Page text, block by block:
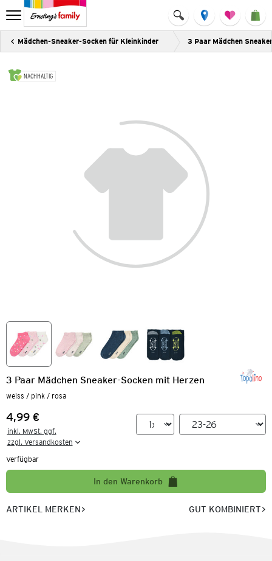
Mädchen-Sneaker-Socken für Kleinkinder 3 Paar Mädchen
NACHHALTIG
3 Paar Mädchen Sneaker-Socken mit Herzen
weiss / pink / rosa
Preis:
4,99 €
inkl. MwSt. ggf.
zzgl. Versandkosten
Verfügbar
In den Warenkorb
ARTIKEL MERKEN GUT KOMBINIERT